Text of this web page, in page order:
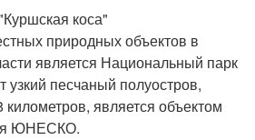
коса"
природных объектов в
является Национальный парк
узкий песчаный полуостров,
является объектом
ЮНЕСКО.